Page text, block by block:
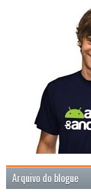
Arquivo do blogue